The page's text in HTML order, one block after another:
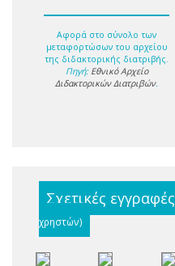
Αφορά στο σύνολο των
μεταφορτώσων του αρχείου
της διδακτορικής διατριβής.
Πηγή: Εθνικό Αρχείο
Διδακτορικών Διατριβών.
Σχετικές εγγραφές
χρηστών)